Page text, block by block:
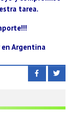
tarea.
en Argentina